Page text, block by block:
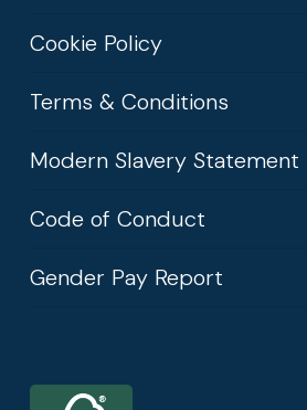
Cookie Policy
Terms & Conditions
Modern Slavery Statement
Code of Conduct
Gender Pay Report